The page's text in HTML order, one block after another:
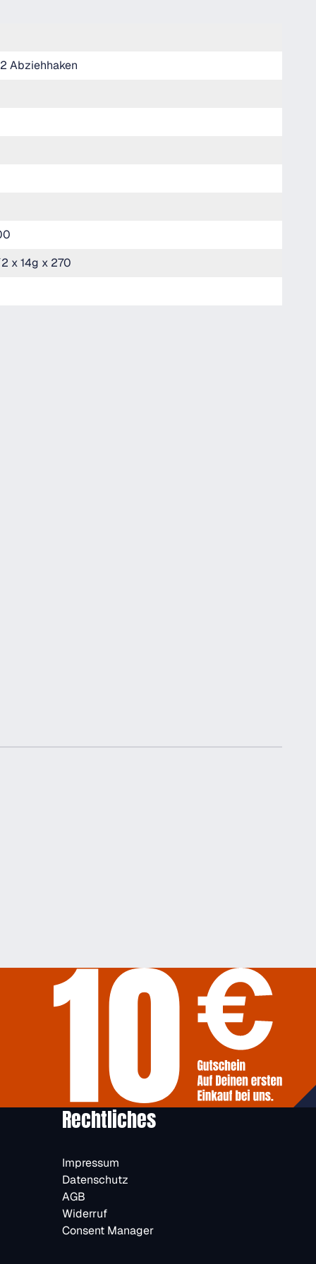
Abziehhaken
x 14g x 270
Rechtliches
Impressum
Datenschutz
AGB
Widerruf
Consent Manager